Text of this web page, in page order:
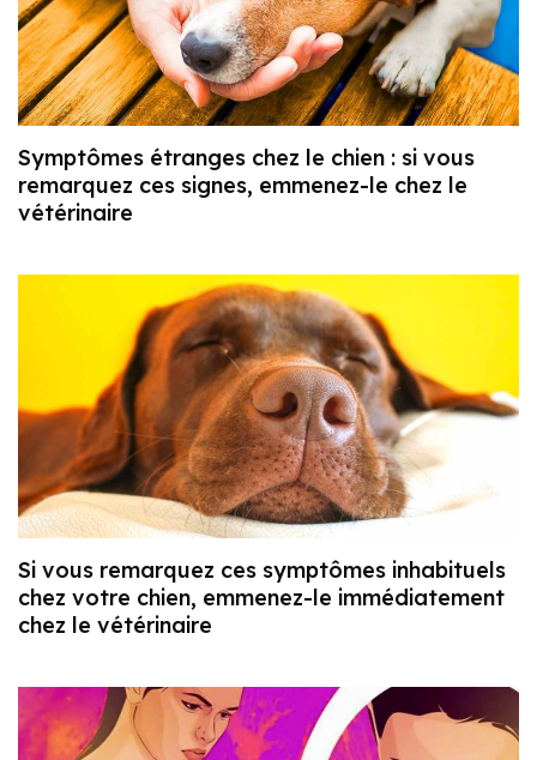
Symptômes étranges chez le chien : si vous
remarquez ces signes, emmenez-le chez le
vétérinaire
Si vous remarquez ces symptômes inhabituels
chez votre chien, emmenez-le immédiatement
chez le vétérinaire